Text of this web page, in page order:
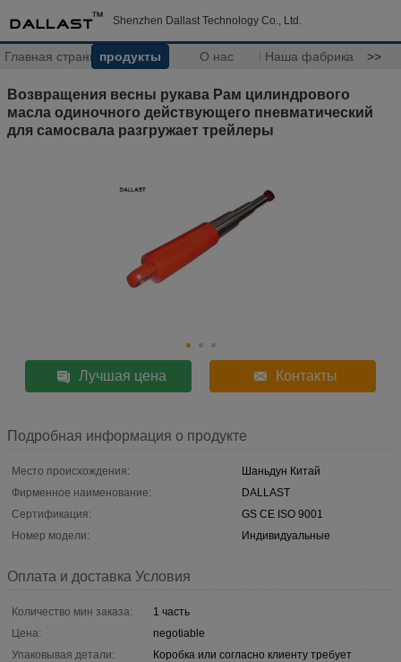
Shenzhen Dallast Technology Co., Ltd.
Главная страницапродукты О нас Наша фабрика >>
Возвращения весны рукава Рам цилиндрового
масла одиночного действующего пневматический
для самосвала разгружает трейлеры
Лучшая цена Контакты
Подробная информация о продукте
Место происхождения:
Шаньдун Китай
Фирменное наименование:
DALLAST
Сертификация:
GS CE ISO 9001
Номер модели:
Индивидуальные
Оплата и доставка Условия
Количество мин заказа:
1 часть
Цена:
negotiable
Упаковывая детали:
Коробка или согласно клиенту требует